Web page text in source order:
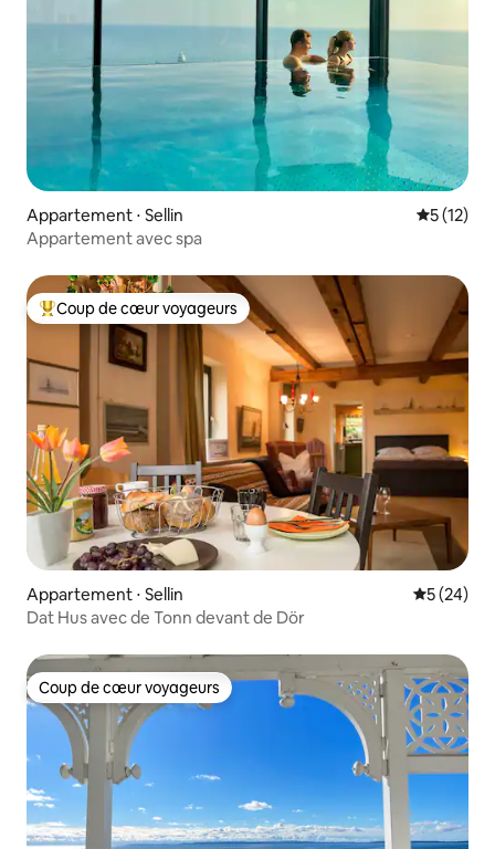
Appartement ⋅ Sellin
5 (12)
Appartement avec spa
Coups de cœur voyageurs les plus appréciés
Coup de cœur voyageurs
Appartement ⋅ Sellin
5 (24)
Dat Hus avec de Tonn devant de Dör
Coup de cœur voyageurs
Coup de cœur voyageurs